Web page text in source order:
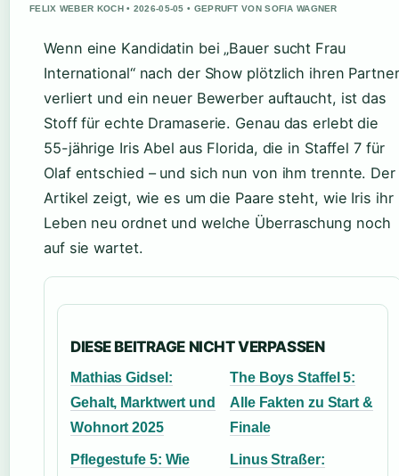
FELIX WEBER KOCH • 2026-05-05 • GEPRUFT VON SOFIA WAGNER
Wenn eine Kandidatin bei „Bauer sucht Frau
International“ nach der Show plötzlich ihren Partner
verliert und ein neuer Bewerber auftaucht, ist das
Stoff für echte Dramaserie. Genau das erlebt die
55-jährige Iris Abel aus Florida, die in Staffel 7 für
Olaf entschied – und sich nun von ihm trennte. Der
Artikel zeigt, wie es um die Paare steht, wie Iris ihr
Leben neu ordnet und welche Überraschung noch
auf sie wartet.
DIESE BEITRAGE NICHT VERPASSEN
Mathias Gidsel:
Gehalt, Marktwert und
Wohnort 2025
The Boys Staffel 5:
Alle Fakten zu Start &
Finale
Pflegestufe 5: Wie
Linus Straßer: